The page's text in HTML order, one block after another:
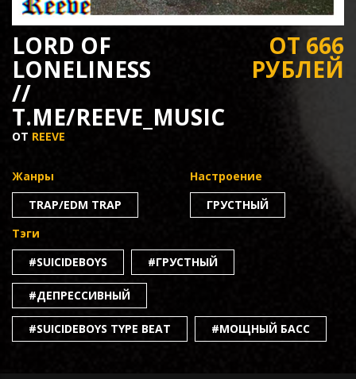
LORD OF
LONELINESS
//
T.ME/REEVE_MUSIC
ОТ REEVE
ОТ 666
РУБЛЕЙ
Жанры
TRAP/EDM TRAP
Настроение
ГРУСТНЫЙ
Тэги
#SUICIDEBOYS
#ГРУСТНЫЙ
#ДЕПРЕССИВНЫЙ
#SUICIDEBOYS TYPE BEAT #МОЩНЫЙ БАСС